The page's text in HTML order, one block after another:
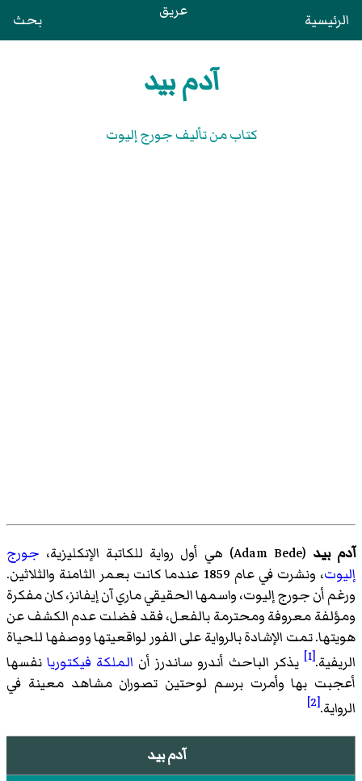
الرئيسية عريق بحث
آدم بيد
كتاب من تأليف جورج إليوت
آدم بيد (
Adam Bede)‏ هي أول رواية للكاتبة الإنكليزية، جورج
إليوت
، ونشرت في عام 1859 عندما كانت بعمر الثامنة والثلاثين.
ورغم أن جورج إليوت، واسمها الحقيقي ماري آن إيفانز، كان مفكرة
ومؤلفة معروفة ومحترمة بالفعل، فقد فضلت عدم الكشف عن
هويتها. تمت الإشادة بالرواية على الفور لواقعيتها ووصفها للحياة
الريفية.[1] يذكر الباحث أندرو ساندرز أن الملكة فيكتوريا نفسها
أعجبت بها وأمرت برسم لوحتين تصوران مشاهد معينة في
الرواية.[2]
آدم بيد